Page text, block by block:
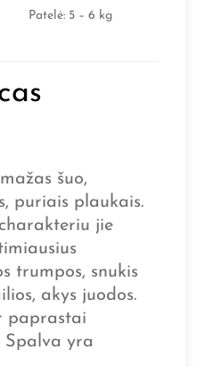
Patelė: 5 – 6 kg
šuo,
puriais plaukais.
jie
trumpos, snukis
akys juodos.
paprastai
Spalva yra